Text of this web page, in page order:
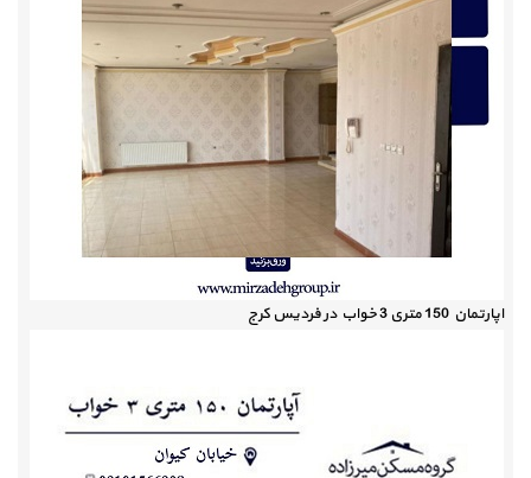
اپارتمان 150 متری 3 خواب در فردیس کرج